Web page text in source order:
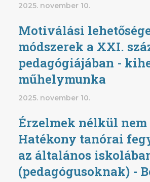
2025. november 10.
Motiválási
módszerek a XXI.
pedagógiájában -
műhelymunka
2025. november 10.
Érzelmek nélkül nem
Hatékony tanórai
az általános
(pedagógusoknak) -